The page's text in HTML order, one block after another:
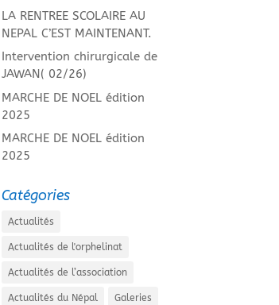
LA RENTREE SCOLAIRE AU
NEPAL C’EST MAINTENANT.
Intervention chirurgicale de
JAWAN( 02/26)
MARCHE DE NOEL édition
2025
MARCHE DE NOEL édition
2025
Catégories
Actualités
Actualités de l'orphelinat
Actualités de l’association
Actualités du Népal Galeries